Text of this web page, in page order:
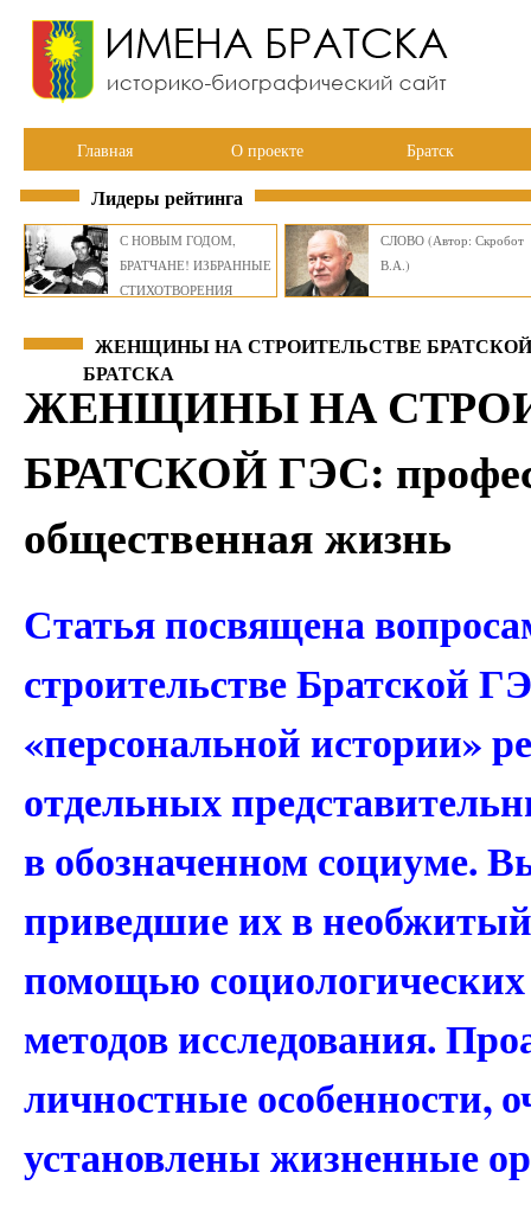
Главная О проекте Братск
Лидеры рейтинга
С НОВЫМ ГОДОМ,
БРАТЧАНЕ! ИЗБРАННЫЕ
СТИХОТВОРЕНИЯ
СЛОВО (Автор: Скробот
В.А.)
ЖЕНЩИНЫ НА СТРОИТЕЛЬСТВЕ БРАТСКОЙ
БРАТСКА
ЖЕНЩИНЫ НА
БРАТСКОЙ ГЭС:
общественная жизнь
Статья посвящена
строительстве Братской
«персональной истории»
отдельных
в обозначенном социуме.
приведшие их в
помощью
методов исследования.
личностные особенности,
установлены жизненные